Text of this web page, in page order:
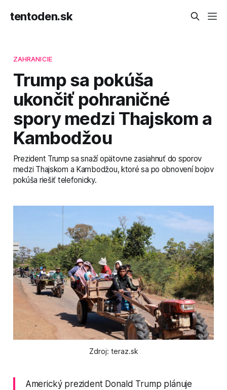
tentoden.sk
ZAHRANICIE
Trump sa pokúša
ukončiť pohraničné
spory medzi Thajskom a
Kambodžou
Prezident Trump sa snaží opätovne zasiahnuť do sporov
medzi Thajskom a Kambodžou, ktoré sa po obnovení bojov
pokúša riešiť telefonicky.
Zdroj: teraz.sk
Americký prezident Donald Trump plánuje